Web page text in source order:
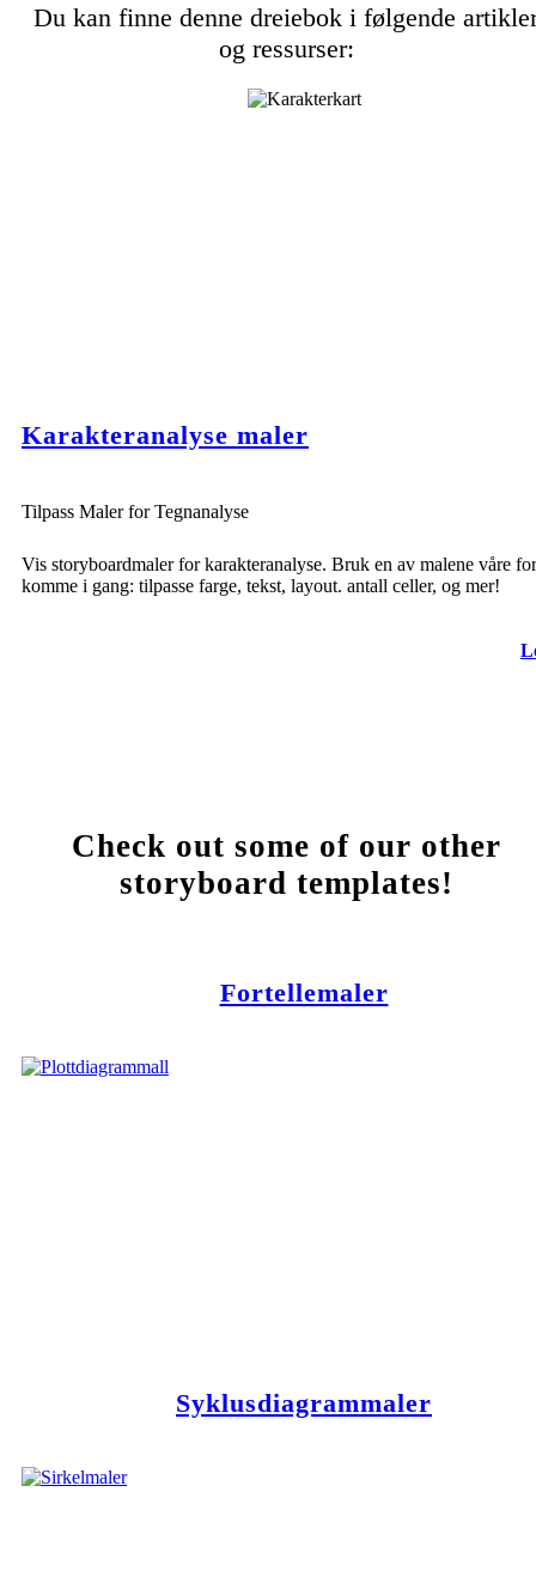
Du kan finne denne dreiebok i følgende
og ressurser:
Karakteranalyse maler
Tilpass Maler for Tegnanalyse
Vis storyboardmaler for karakteranalyse. Bruk en av malene våre
komme i gang: tilpasse farge, tekst, layout. antall celler, og mer!
Check out some of our other
storyboard templates!
Fortellemaler
Syklusdiagrammaler